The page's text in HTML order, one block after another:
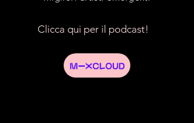
Clicca qui per il podcast!